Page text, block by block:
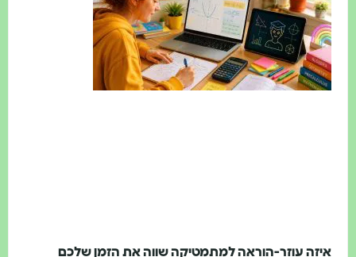
איזה עוזר-הוראה למתמטיקה שווה את הזמן שלכם